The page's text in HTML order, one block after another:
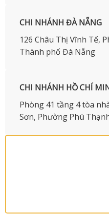
CHI NHÁNH ĐÀ NẴNG
126 Châu Thị Vĩnh Tế,
Thành phố Đà Nẵng
CHI NHÁNH HỒ CHÍ
Phòng 41 tầng 4 tòa
Sơn, Phường Phú